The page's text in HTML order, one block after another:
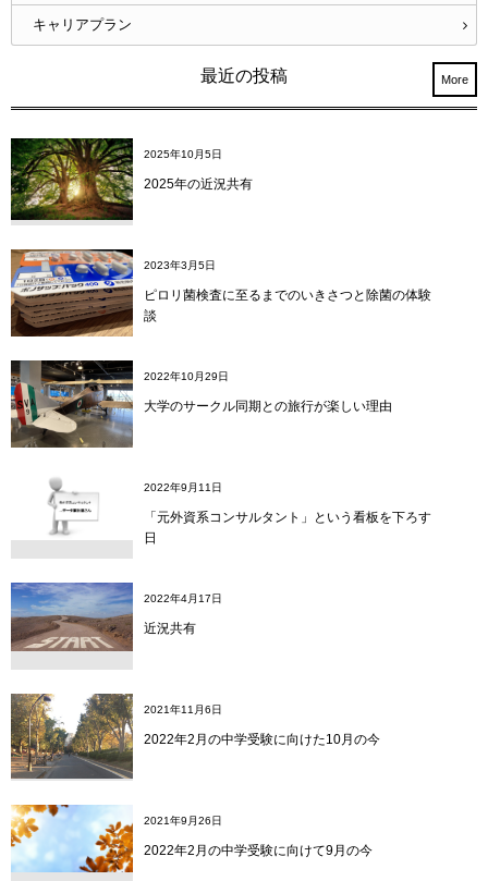
キャリアプラン
最近の投稿
2025年10月5日
2025年の近況共有
2023年3月5日
ピロリ菌検査に至るまでのいきさつと除菌の体験
談
2022年10月29日
大学のサークル同期との旅行が楽しい理由
2022年9月11日
「元外資系コンサルタント」という看板を下ろす
日
2022年4月17日
近況共有
2021年11月6日
2022年2月の中学受験に向けた10月の今
2021年9月26日
2022年2月の中学受験に向けて9月の今
More